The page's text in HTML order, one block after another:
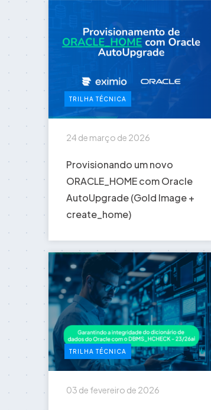
TRILHA TÉCNICA
24 de março de 2026
Provisionando um novo
ORACLE_HOME com Oracle
AutoUpgrade (Gold Image +
create_home)
TRILHA TÉCNICA
03 de fevereiro de 2026